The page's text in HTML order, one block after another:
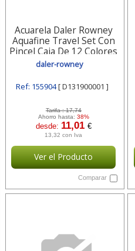
Acuarela Daler Rowney
Aquafine Travel Set Con
Pincel Caja De 12 Colores
D131900001 Daler-
rowney
daler-rowney
Ref: 155904[ D131900001 ]
Tarifa :17,74
Ahorro hasta: 38%
desde: 11,01 €
13,32 con Iva
Ver el Producto
Comparar